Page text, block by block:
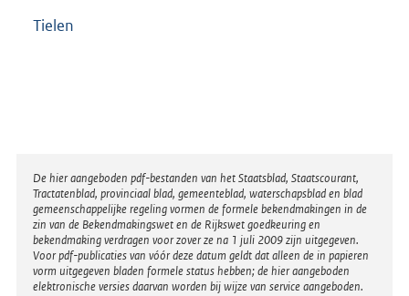
Tielen
Disclaimer
De hier aangeboden pdf-bestanden van het Staatsblad, Staatscourant,
Tractatenblad, provinciaal blad, gemeenteblad, waterschapsblad en blad
gemeenschappelijke regeling vormen de formele bekendmakingen in de
zin van de Bekendmakingswet en de Rijkswet goedkeuring en
bekendmaking verdragen voor zover ze na 1 juli 2009 zijn uitgegeven.
Voor pdf-publicaties van vóór deze datum geldt dat alleen de in papieren
vorm uitgegeven bladen formele status hebben; de hier aangeboden
elektronische versies daarvan worden bij wijze van service aangeboden.